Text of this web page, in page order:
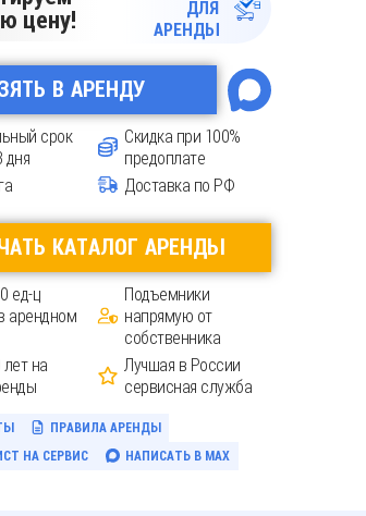
цену!
ДЛЯ
АРЕНДЫ
В АРЕНДУ
срок
дня
Скидка при 100%
предоплате
Доставка по РФ
КАТАЛОГ АРЕНДЫ
ед-ц
арендном
Подъемники
напрямую от
собственника
на
Лучшая в России
сервисная служба
ПРАВИЛА АРЕНДЫ
НА СЕРВИС
НАПИСАТЬ В MAX